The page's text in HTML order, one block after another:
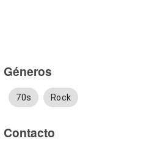
Géneros
70s Rock
Contacto